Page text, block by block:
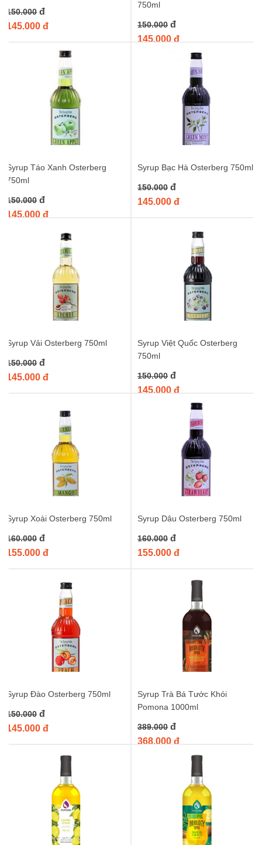
150.000 đ
145.000 đ
750ml
150.000 đ
145.000 đ
Syrup Táo Xanh Osterberg
750ml
150.000 đ
145.000 đ
Syrup Bạc Hà Osterberg 750ml
150.000 đ
145.000 đ
Syrup Vải Osterberg 750ml
150.000 đ
145.000 đ
Syrup Việt Quốc Osterberg
750ml
150.000 đ
145.000 đ
Syrup Xoài Osterberg 750ml
160.000 đ
155.000 đ
Syrup Dâu Osterberg 750ml
160.000 đ
155.000 đ
Syrup Đào Osterberg 750ml
150.000 đ
145.000 đ
Syrup Trà Bá Tước Khói
Pomona 1000ml
389.000 đ
368.000 đ